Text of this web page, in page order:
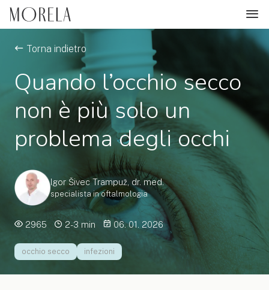
Torna indietro
Quando l’occhio secco
non è più solo un
problema degli occhi
Igor Šivec Trampuž, dr. med.
specialista in oftalmologia
2965 2-3 min 06. 01. 2026
occhio secco infezioni